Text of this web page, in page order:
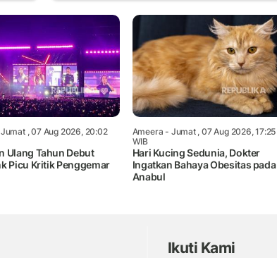
, 07 Aug 2026, 20:02
Ulang Tahun Debut
Picu Kritik Penggemar
Ameera - Jumat , 07 Aug 2026, 17:25
WIB
Hari Kucing Sedunia, Dokter
Ingatkan Bahaya Obesitas pada
Anabul
Ikuti Kami